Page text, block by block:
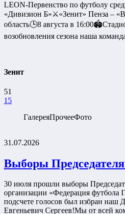
LEON-Первенство по футболу
«Дивизион Б»⚔️«Зенит» Пенза –
область🕒8 августа в
возобновления сезона наша
Зенит
51
15
ГалереяПрочееФото
31.07.2026
Выборы
30 июля прошли выборы
организации «Федерация футбола
подсчете голосов был избран
Евгеньевич Сергеев!Мы от всей